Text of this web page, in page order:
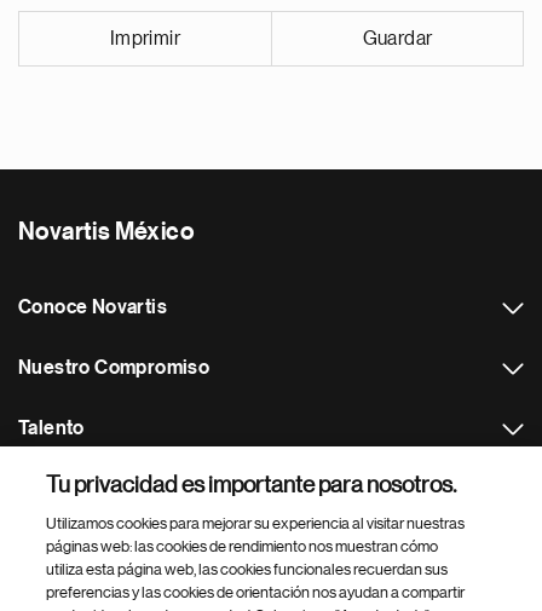
Imprimir Guardar
Novartis México
Conoce Novartis
Nuestro Compromiso
Talento
Footer Site Search
Tu privacidad es importante para nosotros.
Utilizamos cookies para mejorar su experiencia al visitar nuestras
páginas web: las cookies de rendimiento nos muestran cómo
utiliza esta página web, las cookies funcionales recuerdan sus
preferencias y las cookies de orientación nos ayudan a compartir